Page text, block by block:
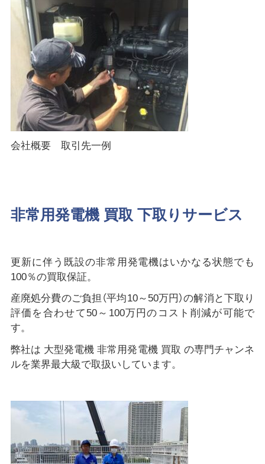
会社概要 取引先一例
非常用発電機 買取 下取りサービス
更新に伴う既設の非常用発電機はいかなる状態でも
100％の買取保証。
産廃処分費のご負担（平均10～50万円）の解消と下取り
評価を合わせて50～100万円のコスト削減が可能で
す。
弊社は 大型発電機 非常用発電機 買取 の専門チャンネ
ルを業界最大級で取扱いしています。